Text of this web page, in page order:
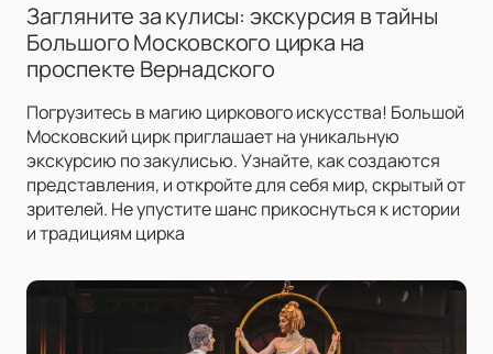
Загляните за кулисы: экскурсия в тайны
Большого Московского цирка на
проспекте Вернадского
Погрузитесь в магию циркового искусства! Большой
Московский цирк приглашает на уникальную
экскурсию по закулисью. Узнайте, как создаются
представления, и откройте для себя мир, скрытый от
зрителей. Не упустите шанс прикоснуться к истории
и традициям цирка